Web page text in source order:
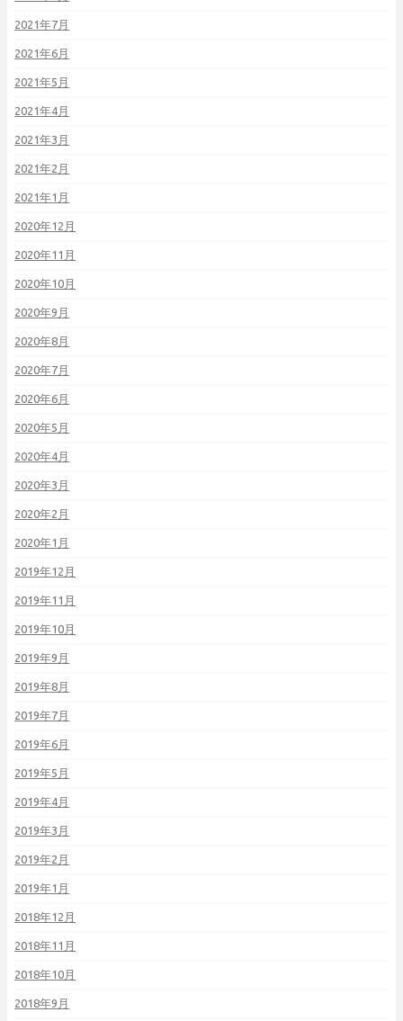
2021年7月
2021年6月
2021年5月
2021年4月
2021年3月
2021年2月
2021年1月
2020年12月
2020年11月
2020年10月
2020年9月
2020年8月
2020年7月
2020年6月
2020年5月
2020年4月
2020年3月
2020年2月
2020年1月
2019年12月
2019年11月
2019年10月
2019年9月
2019年8月
2019年7月
2019年6月
2019年5月
2019年4月
2019年3月
2019年2月
2019年1月
2018年12月
2018年11月
2018年10月
2018年9月